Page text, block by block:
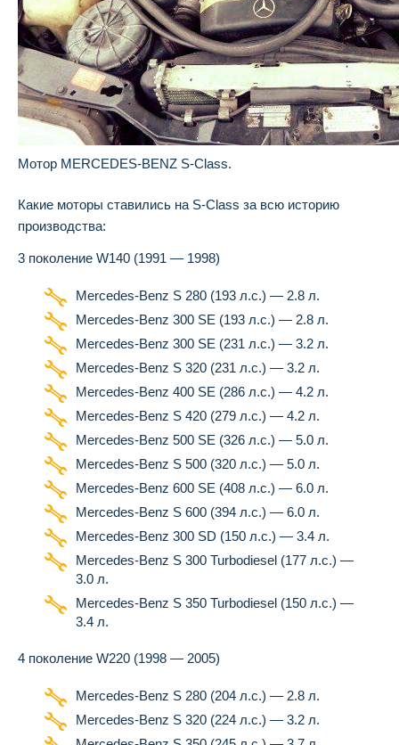
Мотор MERCEDES-BENZ S-Class.
Какие моторы ставились на S-Class за всю историю
производства:
3 поколение W140 (1991 — 1998)
Mercedes-Benz S 280 (193 л.с.) — 2.8 л.
Mercedes-Benz 300 SE (193 л.с.) — 2.8 л.
Mercedes-Benz 300 SE (231 л.с.) — 3.2 л.
Mercedes-Benz S 320 (231 л.с.) — 3.2 л.
Mercedes-Benz 400 SE (286 л.с.) — 4.2 л.
Mercedes-Benz S 420 (279 л.с.) — 4.2 л.
Mercedes-Benz 500 SE (326 л.с.) — 5.0 л.
Mercedes-Benz S 500 (320 л.с.) — 5.0 л.
Mercedes-Benz 600 SE (408 л.с.) — 6.0 л.
Mercedes-Benz S 600 (394 л.с.) — 6.0 л.
Mercedes-Benz 300 SD (150 л.с.) — 3.4 л.
Mercedes-Benz S 300 Turbodiesel (177 л.с.) —
3.0 л.
Mercedes-Benz S 350 Turbodiesel (150 л.с.) —
3.4 л.
4 поколение W220 (1998 — 2005)
Mercedes-Benz S 280 (204 л.с.) — 2.8 л.
Mercedes-Benz S 320 (224 л.с.) — 3.2 л.